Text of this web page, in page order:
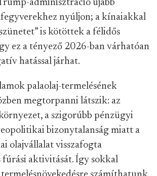
adminisztráció újabb
nyúljon; a kínaiakkal
is kötöttek a félidős
ez a tényező 2026-ban várhatóan
hatással járhat.
palaolaj-termelésének
megtorpanni látszik: az
a szigorúbb pénzügyi
bizonytalanság miatt a
olajvállalat visszafogta
fúrási aktivitását. Így sokkal